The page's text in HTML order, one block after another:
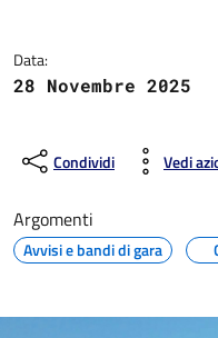
Data:
28 Novembre 2025
Condividi Vedi
Argomenti
Avvisi e bandi di gara